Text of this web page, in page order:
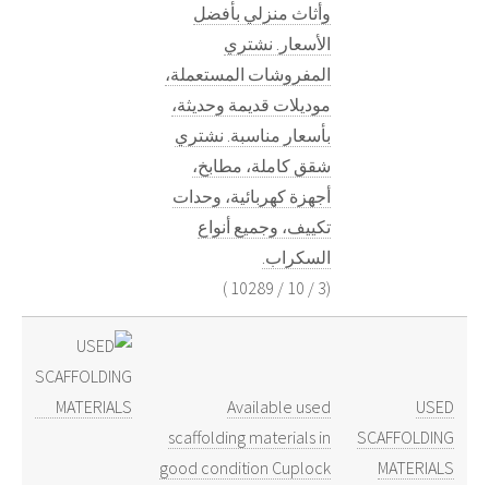
وأثاث منزلي بأفضل
الأسعار. نشتري
المفروشات المستعملة،
موديلات قديمة وحديثة،
بأسعار مناسبة. نشتري
شقق كاملة، مطابخ،
أجهزة كهربائية، وحدات
تكييف، وجميع أنواع
السكراب.
(
3
/
10
/
10289
)
USED
SCAFFOLDING
MATERIALS
Available used
scaffolding materials in
good condition Cuplock